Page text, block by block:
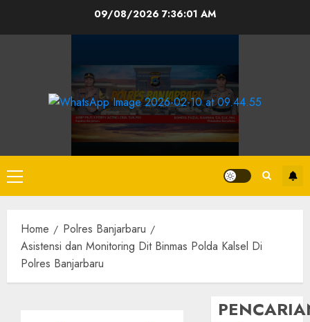
09/08/2026 7:36:01 AM
Home
Polres Banjarbaru
Asistensi dan Monitoring Dit Binmas Polda Kalsel Di
Polres Banjarbaru